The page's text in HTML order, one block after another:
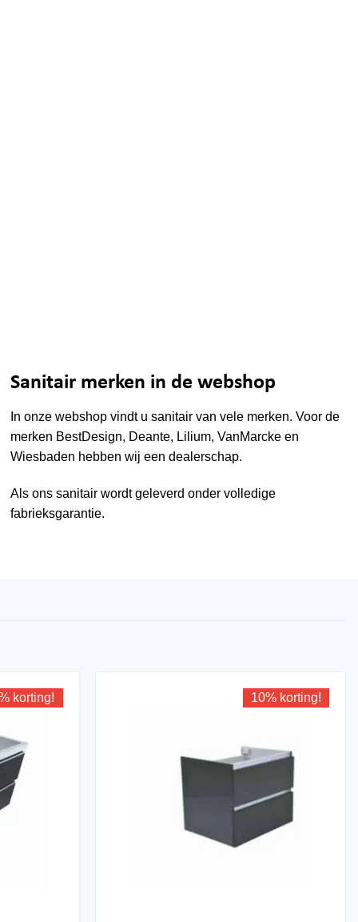
Sanitair merken in de webshop
In onze webshop vindt u sanitair van vele merken. Voor de
merken BestDesign, Deante, Lilium,VanMarcke en
Wiesbaden hebben wij een dealerschap.
Als ons sanitair wordt geleverd onder volledige
fabrieksgarantie.
korting! 10% korting!